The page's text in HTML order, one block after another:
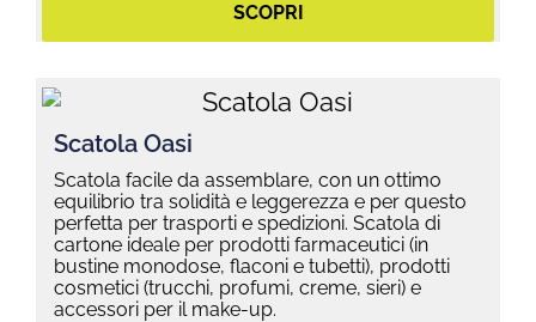
SCOPRI
Scatola Oasi
Scatola facile da assemblare, con un ottimo
equilibrio tra solidità e leggerezza e per questo
perfetta per trasporti e spedizioni. Scatola di
cartone ideale per prodotti farmaceutici (in
bustine monodose, flaconi e tubetti), prodotti
cosmetici (trucchi, profumi, creme, sieri) e
accessori per il make-up.